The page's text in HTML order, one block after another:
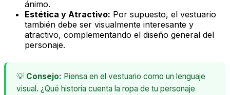
ánimo.
Estética y Atractivo: Por supuesto, el vestuario
también debe ser visualmente interesante y
atractivo, complementando el diseño general del
personaje.
💡 Consejo: Piensa en el vestuario como un lenguaje
visual. ¿Qué historia cuenta la ropa de tu personaje